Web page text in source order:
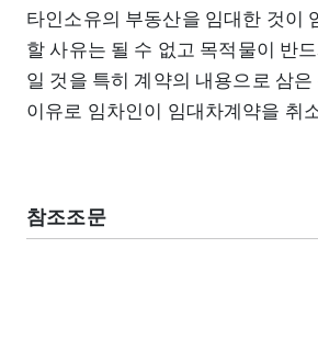
타인소유의 부동산을 임대한 것이
할 사유는 될 수 없고 목적물이 반
일 것을 특히 계약의 내용으로 삼
이유로 임차인이 임대차계약을 취
참조조문